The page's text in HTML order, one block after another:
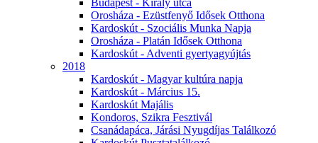
Budapest - Király utca
Orosháza - Ezüstfenyő Idősek Otthona
Kardoskút - Szociális Munka Napja
Orosháza - Platán Idősek Otthona
Kardoskút - Adventi gyertyagyújtás
2018
Kardoskút - Magyar kultúra napja
Kardoskút - Március 15.
Kardoskút Majális
Kondoros, Szikra Fesztivál
Csanádapáca, Járási Nyugdíjas Találkozó